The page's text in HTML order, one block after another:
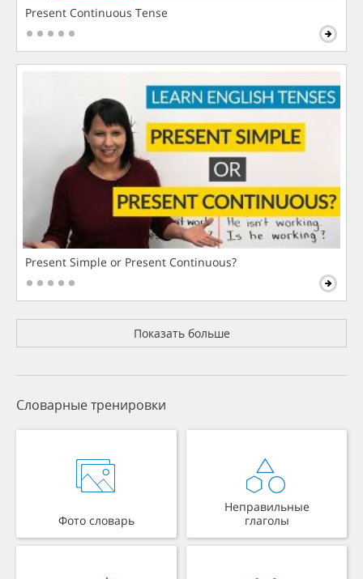
Present Continuous Tense
Present Simple or Present Continuous?
Показать больше
Словарные тренировки
Фото словарь
Неправильные
глаголы